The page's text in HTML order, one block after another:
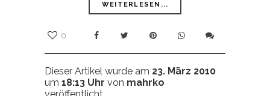
WEITERLESEN...
0
Dieser Artikel wurde am 23. März 2010
um 18:13 Uhr von mahrko